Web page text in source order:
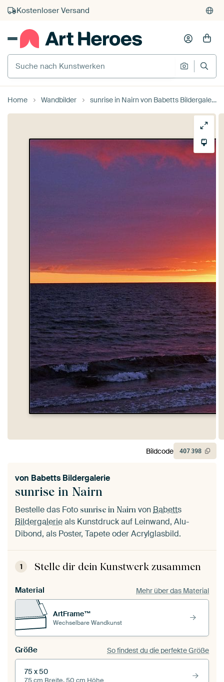
Kauf auf Rechnung
Individueller Druck auf Bestellung
Suche nach Kunstwerken
Suche
Home Wandbilder sunrise in Nairn von Babetts Bildergalerie
sunrise in Nairn
von Babetts Bildergalerie
Bestelle das Foto sunrise in Nairn vonBabetts
Bildergalerieals Kunstdruck auf Leinwand, Alu-
Dibond, als Poster, Tapete oder Acrylglasbild.
1 Stelle dir dein Kunstwerk zusammen
Material Mehr über das Material
ArtFrame™
Wechselbare Wandkunst
Größe So findest du die perfekte Größe
75 x 50
Bildcode 407398